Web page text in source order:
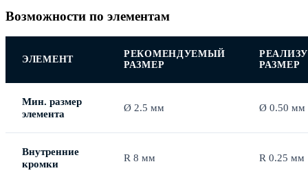
Возможности по элементам
ЭЛЕМЕНТ
РЕКОМЕНДУЕМЫЙ
РАЗМЕР
РАЗМЕР
Мин. размер
элемента
Ø 2.5 мм Ø 0.50 мм
Внутренние
кромки
R 8 мм R 0.25 мм